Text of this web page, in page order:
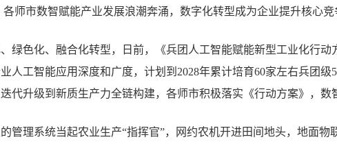
师市数智赋能产业发展浪潮奔涌，数字化转型成为企业提升核心竞
绿色化、融合化转型，日前，《兵团人工智能赋能新型工业化行动
人工智能应用深度和广度，计划到2028年累计培育60家左右兵团级
代升级到新质生产力全链构建，各师市积极落实《行动方案》，数
管理系统当起农业生产“指挥官”，网约农机开进田间地头，地面物